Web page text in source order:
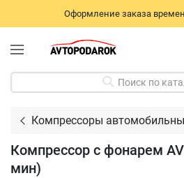
Оформление заказа
Поиск по
Компрессоры
Компрессор с фонарем
мин)